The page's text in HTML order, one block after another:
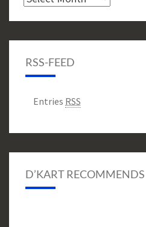
RSS-FEED
Entries RSS
D’KART RECOMMENDS